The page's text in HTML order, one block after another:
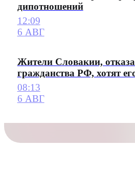
дипотношений
12:09
6 АВГ
Жители Словакии,
гражданства РФ, хотят
08:13
6 АВГ